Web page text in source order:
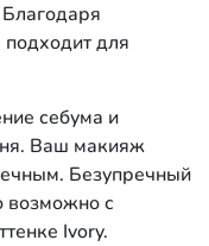
для
себума и
Ваш макияж
Безупречный
возможно с
Ivory.